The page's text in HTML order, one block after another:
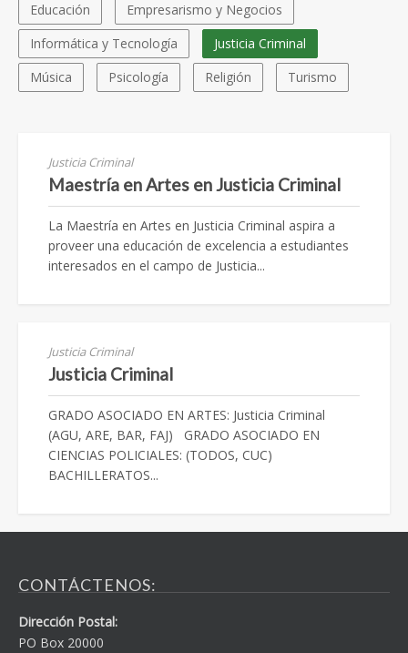
Educación
Empresarismo y Negocios
Informática y Tecnología
Justicia Criminal
Música
Psicología Religión Turismo
Justicia Criminal
Maestría en Artes en Justicia Criminal
La Maestría en Artes en Justicia Criminal aspira a
proveer una educación de excelencia a estudiantes
interesados en el campo de Justicia...
Justicia Criminal
Justicia Criminal
GRADO ASOCIADO EN ARTES: Justicia Criminal
(AGU, ARE, BAR, FAJ) GRADO ASOCIADO EN
CIENCIAS POLICIALES: (TODOS, CUC)
BACHILLERATOS...
CONTÁCTENOS:
Dirección Postal:
PO Box 20000